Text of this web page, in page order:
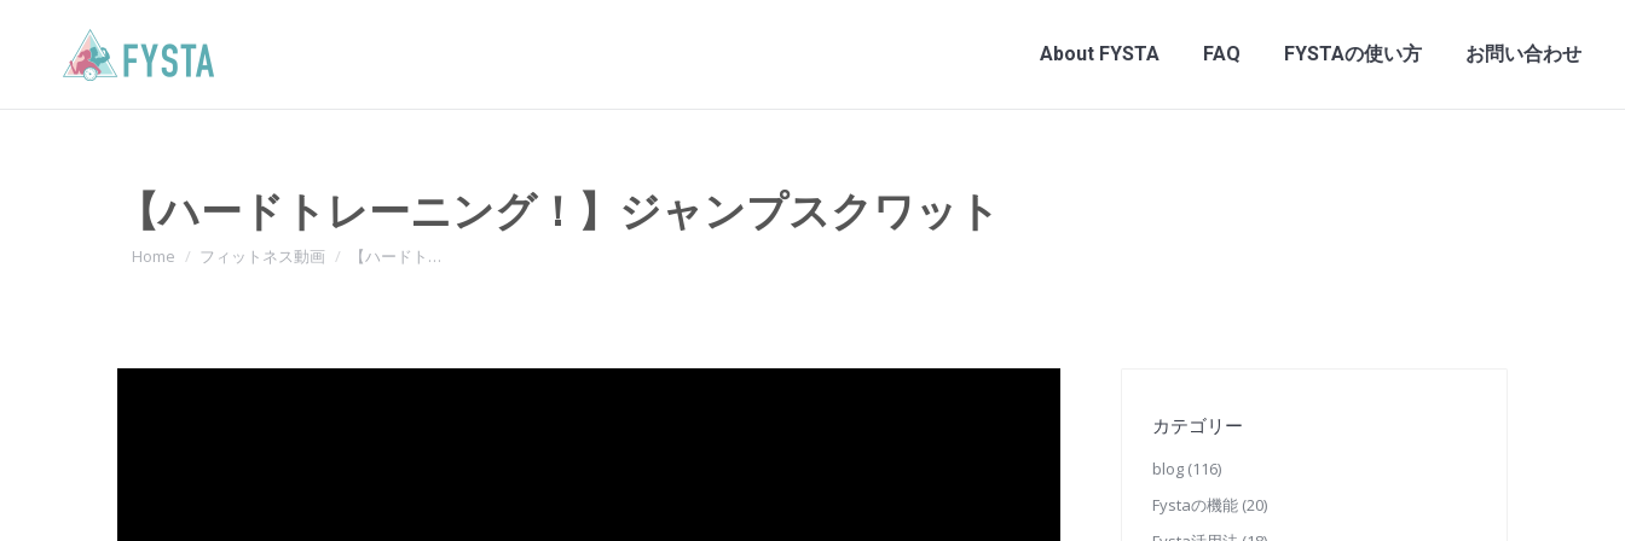
About FYSTA FAQ FYSTAの使い方 お問い合わせ
【ハードトレーニング！】ジャンプスクワット
You are here:
Home フィットネス動画 【ハードト…
カテゴリー
blog (116)
Fystaの機能 (20)